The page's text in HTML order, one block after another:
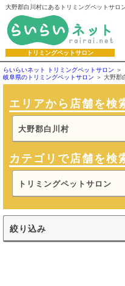
大野郡白川村にあるトリミングペットサロ
トリミングペットサロン
らいらいネット トリミングペットサロン
岐阜県のトリミングペットサロン
大野郡
エリアから店舗を検
大野郡白川村
カテゴリで店舗を検
トリミングペットサロン
絞り込み